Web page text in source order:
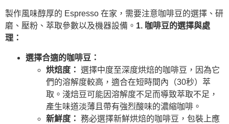
製作風味醇厚的 Espresso 在家，需要注意咖啡豆的選擇、研
磨、壓粉、萃取參數以及機器設備。 1. 咖啡豆的選擇與處
理：
選擇合適的咖啡豆：
烘焙度： 選擇中度至深度烘焙的咖啡豆，因為它
們的溶解度較高，適合在短時間內（30秒）萃
取。淺焙豆可能因溶解度不足而導致萃取不足，
產生味道淡薄且帶有強烈酸味的濃縮咖啡。
新鮮度： 務必選擇新鮮烘焙的咖啡豆，包裝上應